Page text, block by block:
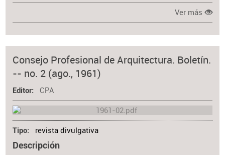
Ver más
Consejo Profesional de Arquitectura. Boletín.
-- no. 2 (ago., 1961)
Editor CPA
Tipo revista divulgativa
Descripción